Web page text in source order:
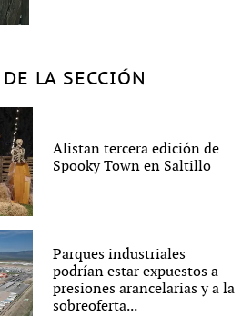
LA SECCIÓN
Alistan tercera edición de
Spooky Town en Saltillo
Parques industriales
podrían estar expuestos a
presiones arancelarias y a la
sobreoferta...